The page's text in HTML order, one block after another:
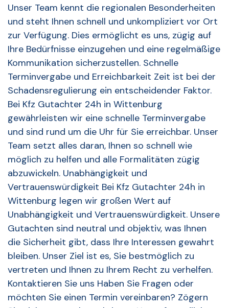
Unser Team kennt die regionalen Besonderheiten
und steht Ihnen schnell und unkompliziert vor Ort
zur Verfügung. Dies ermöglicht es uns, zügig auf
Ihre Bedürfnisse einzugehen und eine regelmäßige
Kommunikation sicherzustellen. Schnelle
Terminvergabe und Erreichbarkeit Zeit ist bei der
Schadensregulierung ein entscheidender Faktor.
Bei Kfz Gutachter 24h in Wittenburg
gewährleisten wir eine schnelle Terminvergabe
und sind rund um die Uhr für Sie erreichbar. Unser
Team setzt alles daran, Ihnen so schnell wie
möglich zu helfen und alle Formalitäten zügig
abzuwickeln. Unabhängigkeit und
Vertrauenswürdigkeit Bei Kfz Gutachter 24h in
Wittenburg legen wir großen Wert auf
Unabhängigkeit und Vertrauenswürdigkeit. Unsere
Gutachten sind neutral und objektiv, was Ihnen
die Sicherheit gibt, dass Ihre Interessen gewahrt
bleiben. Unser Ziel ist es, Sie bestmöglich zu
vertreten und Ihnen zu Ihrem Recht zu verhelfen.
Kontaktieren Sie uns Haben Sie Fragen oder
möchten Sie einen Termin vereinbaren? Zögern